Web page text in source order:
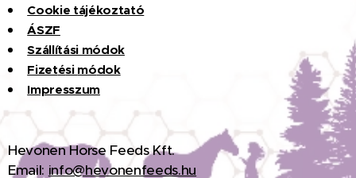
Cookie tájékoztató
ÁSZF
Szállítási módok
Fizetési módok
Impresszum
Hevonen Horse Feeds Kft.
Email: info@hevonenfeeds.hu